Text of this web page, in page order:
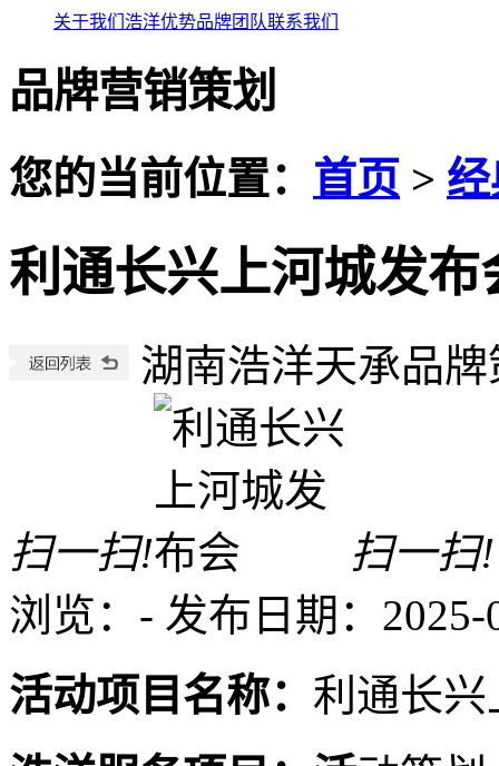
关于我们 浩洋优势品牌团队联系我们
品牌营销策划
您的当前位置： 首页 >
利通长兴上河城发布
湖南浩洋天承品
扫一扫!
扫一扫!
浏览： - 发布日期：2025-
活动项目名称： 利通长